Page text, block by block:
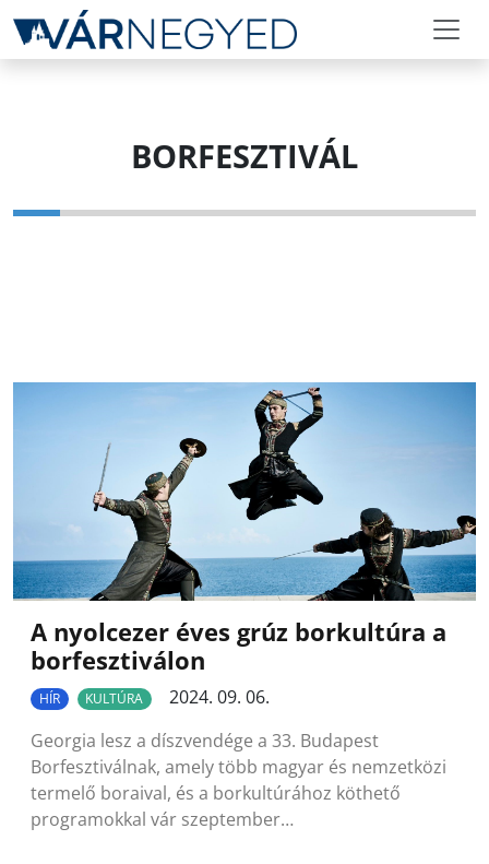
BORFESZTIVÁL
A nyolcezer éves grúz borkultúra a
borfesztiválon
HÍR KULTÚRA
2024. 09. 06.
Georgia lesz a díszvendége a 33. Budapest
Borfesztiválnak, amely több magyar és nemzetközi
termelő boraival, és a borkultúrához köthető
programokkal vár szeptember…